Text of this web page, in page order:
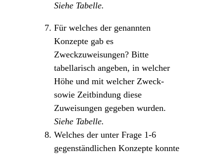
Siehe Tabelle.
Für welches der genannten
Konzepte gab es
Zweckzuweisungen? Bitte
tabellarisch angeben, in welcher
Höhe und mit welcher Zweck-
sowie Zeitbindung diese
Zuweisungen gegeben wurden.
Siehe Tabelle.
Welches der unter Frage 1-6
gegenständlichen Konzepte konnte